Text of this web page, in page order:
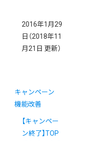
2016年1月29
日 （2018年11
月21日 更新）
キャンペーン
機能改善
【キャンペー
ン終了】TOP